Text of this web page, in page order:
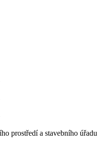
prostředí a stavebního úřadu